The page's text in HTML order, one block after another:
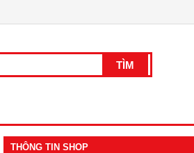
THÔNG TIN SHOP